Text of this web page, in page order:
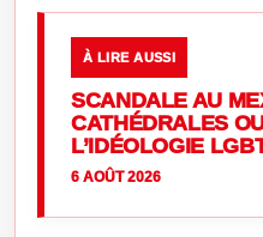
À LIRE AUSSI
SCANDALE AU
CATHÉDRALES
L’IDÉOLOGIE
6 AOÛT 2026